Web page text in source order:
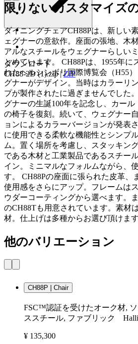
ダウンロード
CH88-2D (1).zip|ZIP
限りないカスタマイズ
ダイニングチェアCH88Pは、新しい
ェグナーの意欲作。座面の張地、木
アルなスチールをウェグナーらしい
とめています。 CH88Pは、1955年に
れたヘルシンボリ国際博覧会（H55
グナーがデザイン。当時はカラーリ
プが製作されたに過ぎませんでした
グナーの生誕100年を記念し、カール
の椅子を復刻。続いて、ウェグナー
ョンによるカラーバージョンが発表
に使用できる柔軟な機能性とシンプ
ム。置く場所を考慮し、スタッキン
である木材と工業製品であるスチー
イン。ミニマルなフォルムながら、
す。 CH88Pの座面に張られた皮革、
使用感をさらにアップ。フレームは
ウダーコーティングから選べます。
のCH88Tも用意されています。素材
材。仕上げは多種からお選び頂けます
他のバリエーション
CH88P | Chair
FSC™認証を受けたオーク材,
ススチール, ファブリック
¥ 135,300